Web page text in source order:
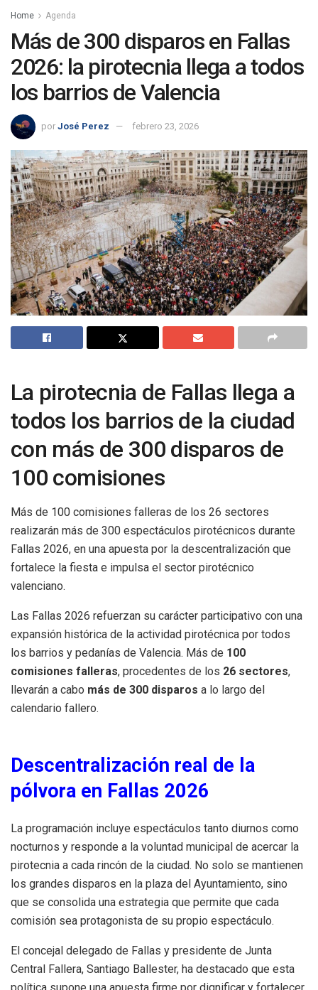
Home Agenda
Más de 300 disparos en Fallas
2026: la pirotecnia llega a todos
los barrios de Valencia
por José Perez febrero 23, 2026
La pirotecnia de Fallas llega a
todos los barrios de la ciudad
con más de 300 disparos de
100 comisiones
Más de 100 comisiones falleras de los 26 sectores
realizarán más de 300 espectáculos pirotécnicos durante
Fallas 2026, en una apuesta por la descentralización que
fortalece la fiesta e impulsa el sector pirotécnico
valenciano.
Las Fallas 2026 refuerzan su carácter participativo con una
expansión histórica de la actividad pirotécnica por todos
los barrios y pedanías de Valencia. Más de 100
comisiones falleras, procedentes de los 26 sectores,
llevarán a cabo más de 300 disparos a lo largo del
calendario fallero.
Descentralización real de la
pólvora en Fallas 2026
La programación incluye espectáculos tanto diurnos como
nocturnos y responde a la voluntad municipal de acercar la
pirotecnia a cada rincón de la ciudad. No solo se mantienen
los grandes disparos en la plaza del Ayuntamiento, sino
que se consolida una estrategia que permite que cada
comisión sea protagonista de su propio espectáculo.
El concejal delegado de Fallas y presidente de Junta
Central Fallera, Santiago Ballester, ha destacado que esta